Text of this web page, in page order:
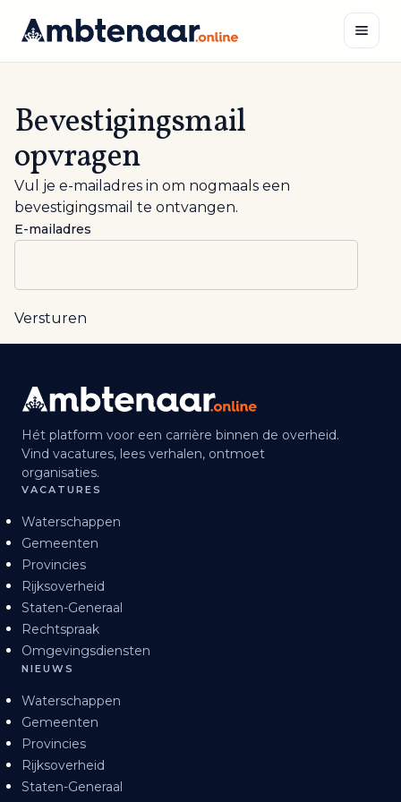
inhoud
Bevestigingsmail
opvragen
Vul je e-mailadres in om nogmaals een
bevestigingsmail te ontvangen.
E-mailadres
Versturen
Hét platform voor een carrière binnen de overheid.
Vind vacatures, lees verhalen, ontmoet
organisaties.
VACATURES
Waterschappen
Gemeenten
Provincies
Rijksoverheid
Staten-Generaal
Rechtspraak
Omgevingsdiensten
NIEUWS
Waterschappen
Gemeenten
Provincies
Rijksoverheid
Staten-Generaal